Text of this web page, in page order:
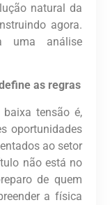
natural da
agora.
uma análise
as regras
tensão é,
oportunidades
ao setor
não está no
de quem
a física